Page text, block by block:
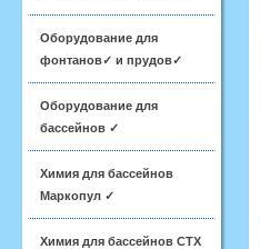
Оборудование для
фонтанов✓ и прудов✓
Оборудование для
бассейнов ✓
Химия для бассейнов
Маркопул ✓
Химия для бассейнов CTX